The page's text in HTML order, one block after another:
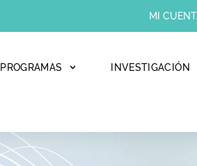
MI
PROGRAMAS INVESTIGACIÓN